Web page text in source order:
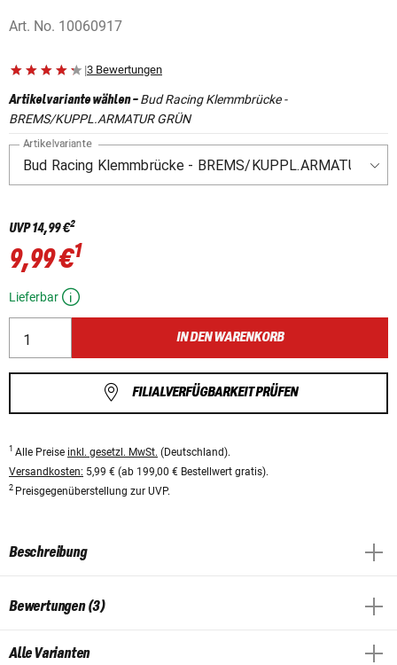
Art. No. 10060917
|3 Bewertungen
Artikelvariante wählen-Bud Racing Klemmbrücke -
BREMS/KUPPL.ARMATUR GRÜN
Artikelvariante
UVP14,99 €2
9,99 €1
Lieferbar
IN DEN WARENKORB
FILIALVERFÜGBARKEIT PRÜFEN
1 Alle Preise inkl. gesetzl. MwSt. (Deutschland).
Versandkosten: 5,99 € (ab 199,00 € Bestellwert gratis).
2 Preisgegenüberstellung zur UVP.
Beschreibung
Bewertungen (3)
Alle Varianten